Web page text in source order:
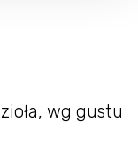
wg gustu